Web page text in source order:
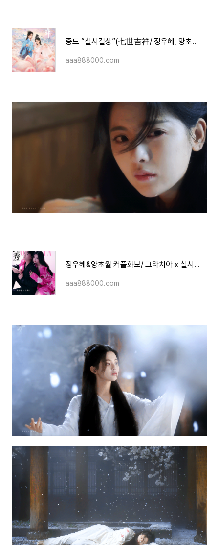
중드 “칠시길상”(七世吉祥/ 정우혜, 양초월 주연/ 등장인물/ 줄거리 등)
aaa888000.com
정우혜&양초월 커플화보/ 그라치아 x 칠시길상/사진/영상
aaa888000.com